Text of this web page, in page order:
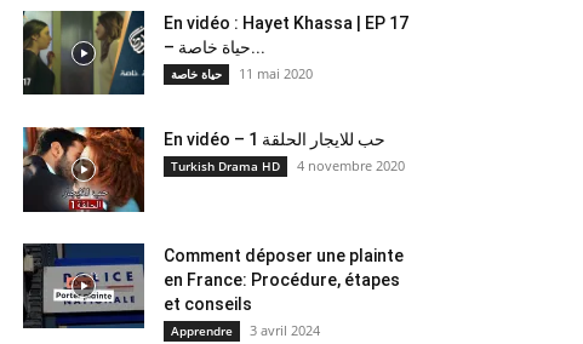
En vidéo : Hayet Khassa | EP 17
– حياة خاصة...
حياة خاصة 11 mai 2020
En vidéo – حب للايجار الحلقة 1
Turkish Drama HD 4 novembre 2020
Comment déposer une plainte
en France: Procédure, étapes
et conseils
Apprendre 3 avril 2024